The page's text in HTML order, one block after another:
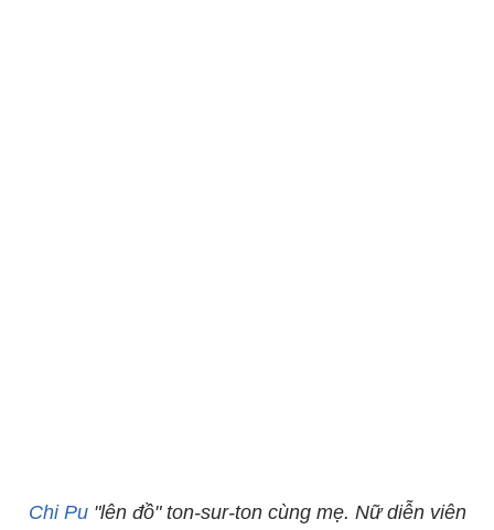
Chi Pu"lên đồ" ton-sur-ton cùng mẹ. Nữ diễn viên